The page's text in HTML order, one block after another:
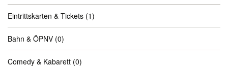
Eintrittskarten & Tickets (1)
Bahn & ÖPNV (0)
Comedy & Kabarett (0)